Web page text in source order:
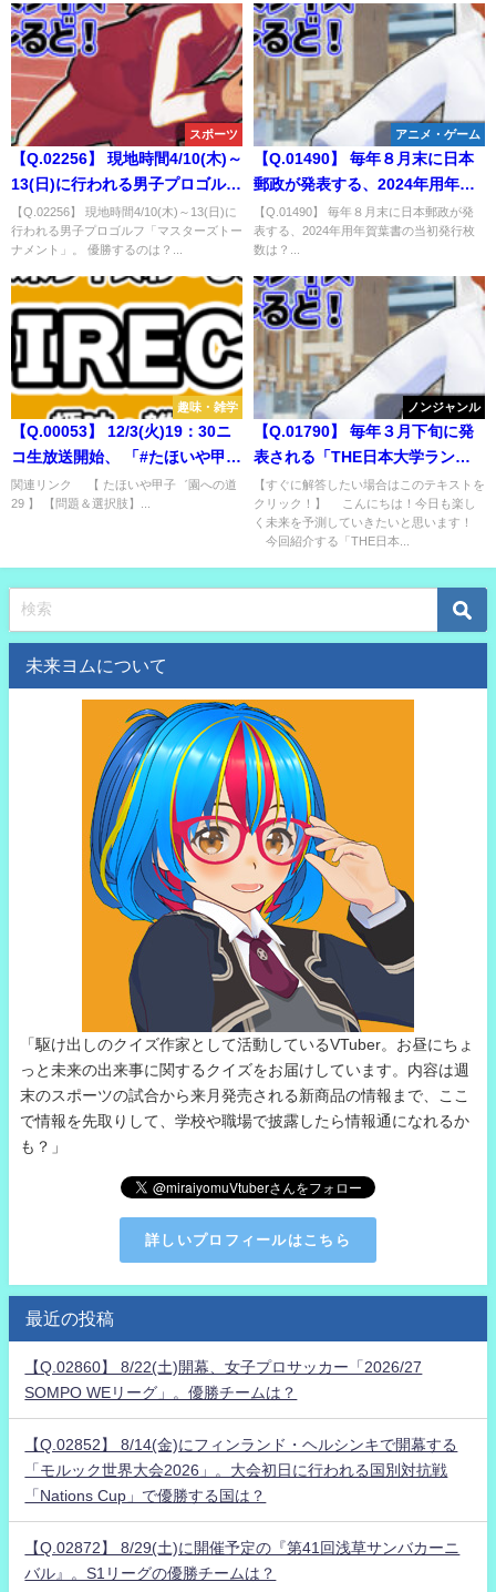
スポーツ
【Q.02256】 現地時間4/10(木)～
13(日)に行われる男子プロゴルフ
「マスターズトーナメント」。
優勝するのは？
【Q.02256】 現地時間4/10(木)～13(日)に
行われる男子プロゴルフ「マスターズトー
ナメント」。 優勝するのは？...
アニメ・ゲーム
【Q.01490】 毎年８月末に日本
郵政が発表する、2024年用年賀
葉書の当初発行枚数は？
【Q.01490】 毎年８月末に日本郵政が発
表する、2024年用年賀葉書の当初発行枚
数は？...
趣味・雑学
【Q.00053】 12/3(火)19：30ニ
コ生放送開始、 「#たほいや甲
子゛園への道29」。 第1回戦の
結果は？
関連リンク 【 たほいや甲子゛園への道
29 】 【問題＆選択肢】...
ノンジャンル
【Q.01790】 毎年３月下旬に発
表される「THE日本大学ランキ
ング」。 2024年版で総合１位の
大学は？
【すぐに解答したい場合はこのテキストを
クリック！】 こんにちは！今日も楽し
く未来を予測していきたいと思います！
今回紹介する「THE日本...
未来ヨムについて
「駆け出しのクイズ作家として活動しているVTuber。お昼にちょ
っと未来の出来事に関するクイズをお届けしています。内容は週
末のスポーツの試合から来月発売される新商品の情報まで、ここ
で情報を先取りして、学校や職場で披露したら情報通になれるか
も？」
詳しいプロフィールはこちら
最近の投稿
【Q.02860】 8/22(土)開幕、女子プロサッカー「2026/27
SOMPO WEリーグ」。優勝チームは？
【Q.02852】 8/14(金)にフィンランド・ヘルシンキで開幕する
「モルック世界大会2026」。大会初日に行われる国別対抗戦
「Nations Cup」で優勝する国は？
【Q.02872】 8/29(土)に開催予定の『第41回浅草サンバカーニ
バル』。S1リーグの優勝チームは？